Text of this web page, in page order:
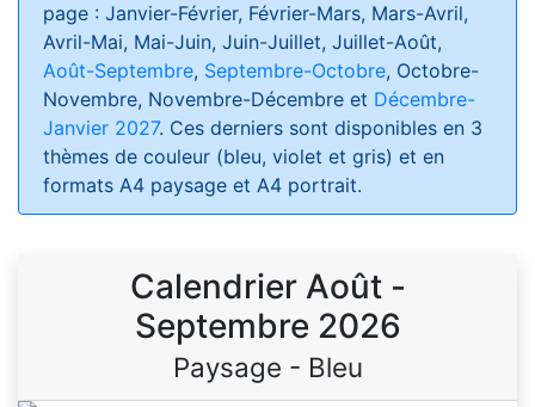
page : Janvier-Février, Février-Mars, Mars-Avril,
Avril-Mai, Mai-Juin, Juin-Juillet, Juillet-Août,
Août-Septembre, Septembre-Octobre, Octobre-
Novembre, Novembre-Décembre et Décembre-
Janvier 2027. Ces derniers sont disponibles en 3
thèmes de couleur (bleu, violet et gris) et en
formats A4 paysage et A4 portrait.
Calendrier Août -
Septembre 2026
Paysage - Bleu